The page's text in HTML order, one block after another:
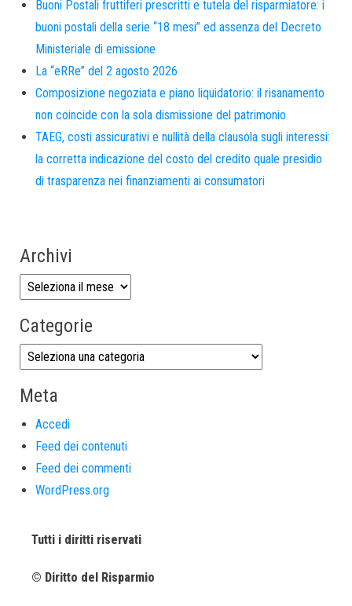
Buoni Postali fruttiferi prescritti e tutela del risparmiatore: i
buoni postali della serie “18 mesi” ed assenza del Decreto
Ministeriale di emissione
La “eRRe” del 2 agosto 2026
Composizione negoziata e piano liquidatorio: il risanamento
non coincide con la sola dismissione del patrimonio
TAEG, costi assicurativi e nullità della clausola sugli interessi:
la corretta indicazione del costo del credito quale presidio
di trasparenza nei finanziamenti ai consumatori
Archivi
Categorie
Meta
Accedi
Feed dei contenuti
Feed dei commenti
WordPress.org
Tutti i diritti riservati
© Diritto del Risparmio